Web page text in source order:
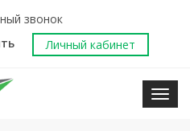
звонок
Личный кабинет